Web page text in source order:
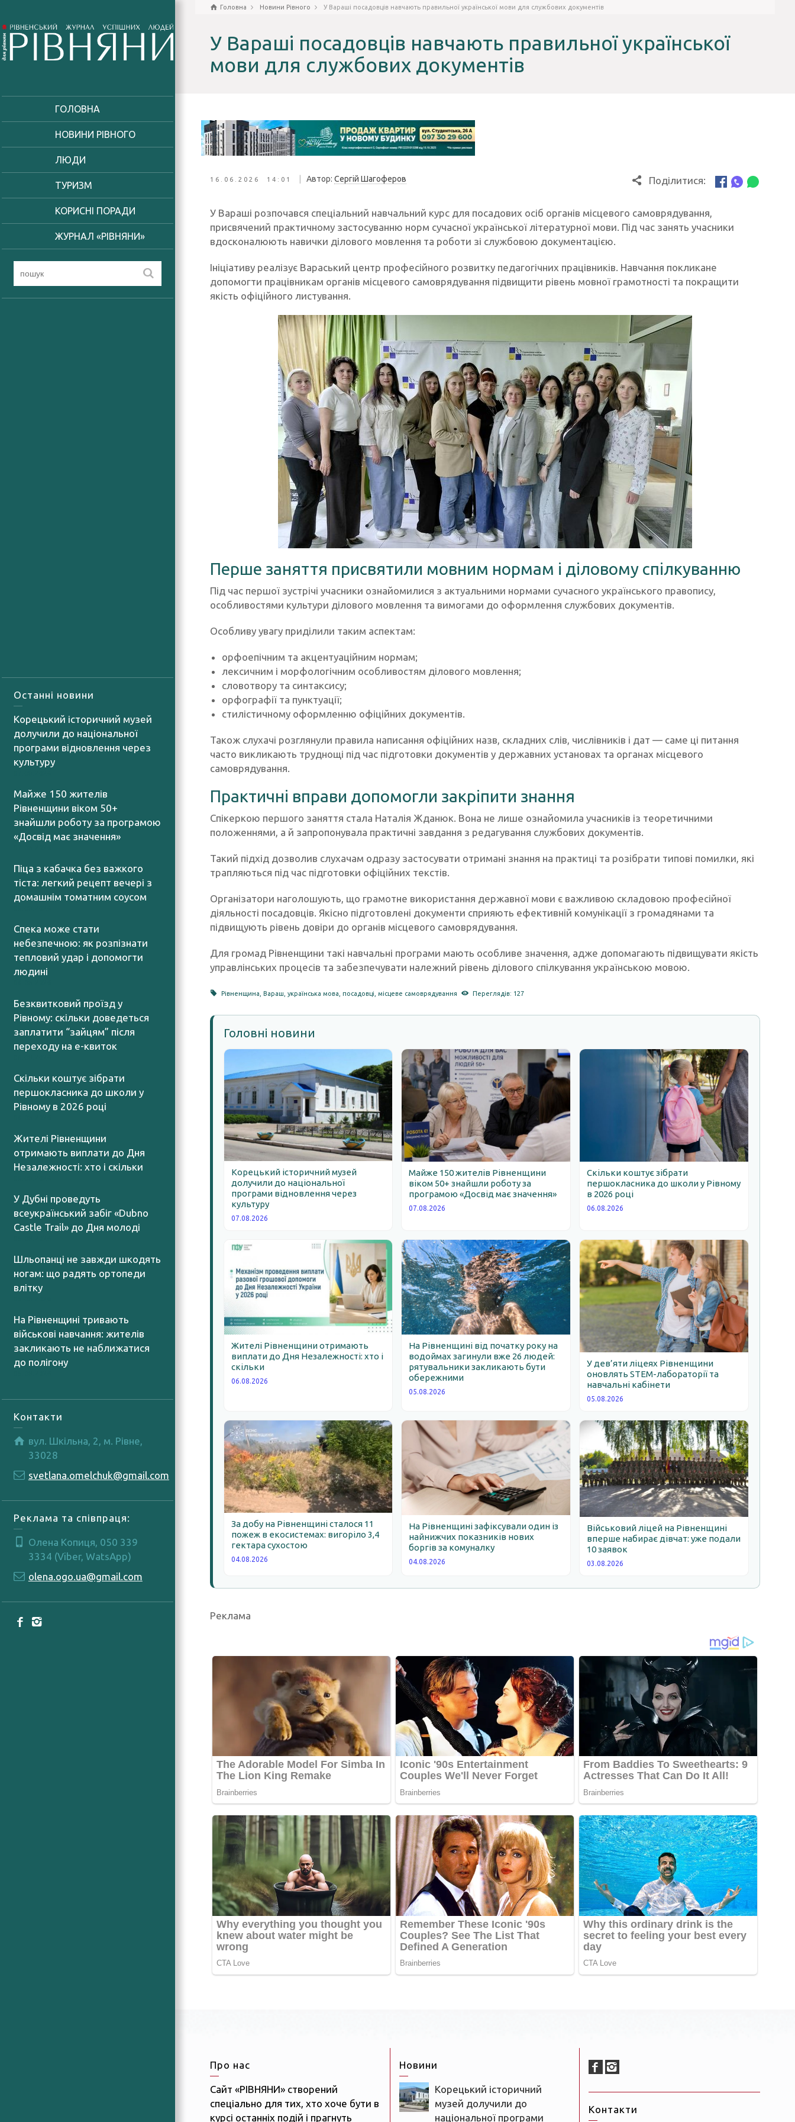
ГОЛОВНА
НОВИНИ РІВНОГО
ЛЮДИ
ТУРИЗМ
КОРИСНІ ПОРАДИ
ЖУРНАЛ «РІВНЯНИ»
Останні новини
Корецький історичний музей
долучили до національної
програми відновлення через
культуру
Майже 150 жителів
Рівненщини віком 50+
знайшли роботу за програмою
«Досвід має значення»
Піца з кабачка без важкого
тіста: легкий рецепт вечері з
домашнім томатним соусом
Спека може стати
небезпечною: як розпізнати
тепловий удар і допомогти
людині
Безквитковий проїзд у
Рівному: скільки доведеться
заплатити “зайцям” після
переходу на е-квиток
Скільки коштує зібрати
першокласника до школи у
Рівному в 2026 році
Жителі Рівненщини
отримають виплати до Дня
Незалежності: хто і скільки
У Дубні проведуть
всеукраїнський забіг «Dubno
Castle Trail» до Дня молоді
Шльопанці не завжди шкодять
ногам: що радять ортопеди
влітку
На Рівненщині тривають
військові навчання: жителів
закликають не наближатися
до полігону
Контакти
вул. Шкільна, 2, м. Рівне,
33028
svetlana.omelchuk@gmail.com
Реклама та співпраця:
Олена Копиця, 050 339
3334 (Viber, WatsApp)
olena.ogo.ua@gmail.com
Головна Новини Рівного У Вараші посадовців навчають правильної української мови для службових документів
У Вараші посадовців навчають правильної української
мови для службових документів
16.06.2026 14:01 Автор: Сергій Шагоферов Поділитися:
У Вараші розпочався спеціальний навчальний курс для посадових осіб органів місцевого самоврядування,
присвячений практичному застосуванню норм сучасної української літературної мови. Під час занять учасники
вдосконалюють навички ділового мовлення та роботи зі службовою документацією.
Ініціативу реалізує Вараський центр професійного розвитку педагогічних працівників. Навчання покликане
допомогти працівникам органів місцевого самоврядування підвищити рівень мовної грамотності та покращити
якість офіційного листування.
Перше заняття присвятили мовним нормам і діловому спілкуванню
Під час першої зустрічі учасники ознайомилися з актуальними нормами сучасного українського правопису,
особливостями культури ділового мовлення та вимогами до оформлення службових документів.
Особливу увагу приділили таким аспектам:
орфоепічним та акцентуаційним нормам;
лексичним і морфологічним особливостям ділового мовлення;
словотвору та синтаксису;
орфографії та пунктуації;
стилістичному оформленню офіційних документів.
Також слухачі розглянули правила написання офіційних назв, складних слів, числівників і дат — саме ці питання
часто викликають труднощі під час підготовки документів у державних установах та органах місцевого
самоврядування.
Практичні вправи допомогли закріпити знання
Спікеркою першого заняття стала Наталія Жданюк. Вона не лише ознайомила учасників із теоретичними
положеннями, а й запропонувала практичні завдання з редагування службових документів.
Такий підхід дозволив слухачам одразу застосувати отримані знання на практиці та розібрати типові помилки, які
трапляються під час підготовки офіційних текстів.
Організатори наголошують, що грамотне використання державної мови є важливою складовою професійної
діяльності посадовців. Якісно підготовлені документи сприяють ефективній комунікації з громадянами та
підвищують рівень довіри до органів місцевого самоврядування.
Для громад Рівненщини такі навчальні програми мають особливе значення, адже допомагають підвищувати якість
управлінських процесів та забезпечувати належний рівень ділового спілкування українською мовою.
Рівненщина ,Вараш ,українська мова ,посадовці ,місцеве самоврядування Переглядів: 127
Головні новини
Корецький історичний музей
долучили до національної
програми відновлення через
культуру
07.08.2026
Майже 150 жителів Рівненщини
віком 50+ знайшли роботу за
програмою «Досвід має значення»
07.08.2026
Скільки коштує зібрати
першокласника до школи у Рівному
в 2026 році
06.08.2026
Жителі Рівненщини отримають
виплати до Дня Незалежності: хто і
скільки
06.08.2026
На Рівненщині від початку року на
водоймах загинули вже 26 людей:
рятувальники закликають бути
обережними
05.08.2026
У дев’яти ліцеях Рівненщини
оновлять STEM-лабораторії та
навчальні кабінети
05.08.2026
За добу на Рівненщині сталося 11
пожеж в екосистемах: вигоріло 3,4
гектара сухостою
04.08.2026
На Рівненщині зафіксували один із
найнижчих показників нових
боргів за комуналку
04.08.2026
Військовий ліцей на Рівненщині
вперше набирає дівчат: уже подали
10 заявок
03.08.2026
Реклама
Про нас
Сайт «РІВНЯНИ» створений
спеціально для тих, хто хоче бути в
курсі останніх подій і прагнуть
Новини
Корецький історичний
музей долучили до
національної програми
Контакти